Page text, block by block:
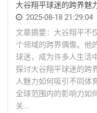
大谷翔平球迷的跨界魅
2025-08-18 21:29:04
文章摘要：大谷翔平不
个领域的跨界偶像。他
球迷，成为许多人生活
探讨大谷翔平球迷的跨
人魅力如何吸引不同体
全球范围内的影响力如
关...